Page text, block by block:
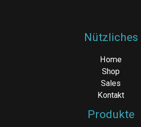
Nützliches
Home
Shop
Sales
Kontakt
Produkte